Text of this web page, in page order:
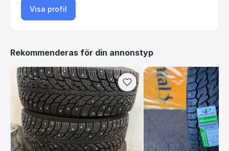
Visa profil
Rekommenderas för din annonstyp